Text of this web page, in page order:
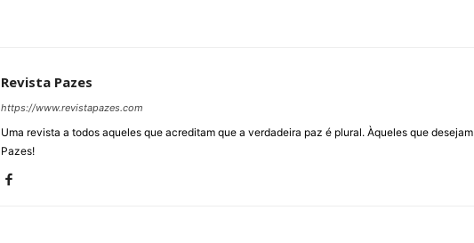
Revista Pazes
https://www.revistapazes.com
Uma revista a todos aqueles que acreditam que a verdadeira paz é plural. Àqueles que desejam
Pazes!